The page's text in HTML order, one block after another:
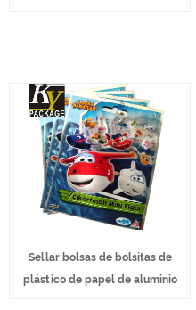
Sellar bolsas de bolsitas de
plástico de papel de aluminio